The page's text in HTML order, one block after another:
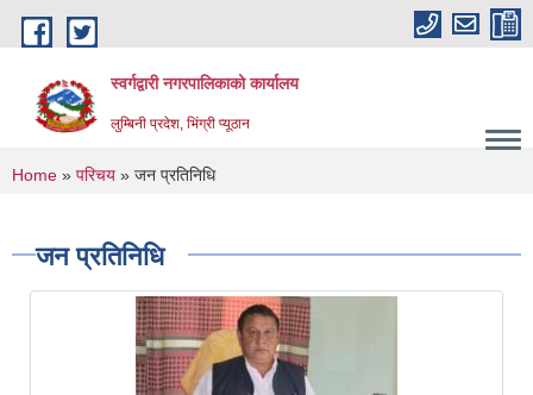
Skip to main content
स्वर्गद्वारी नगरपालिकाको कार्यालय
लुम्बिनी प्रदेश, भिंग्री प्यूठान
You are here
Home » परिचय » जन प्रतिनिधि
जन प्रतिनिधि